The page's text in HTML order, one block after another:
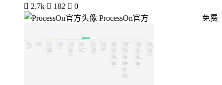
 2.7k  182  0
ProcessOn官方
免费